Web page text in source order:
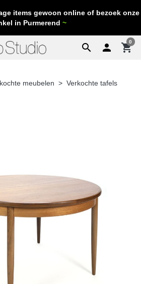
items gewoon online of bezoek onze
in Purmerend ~
search  shopping_cart
0
meubelen Verkochte tafels